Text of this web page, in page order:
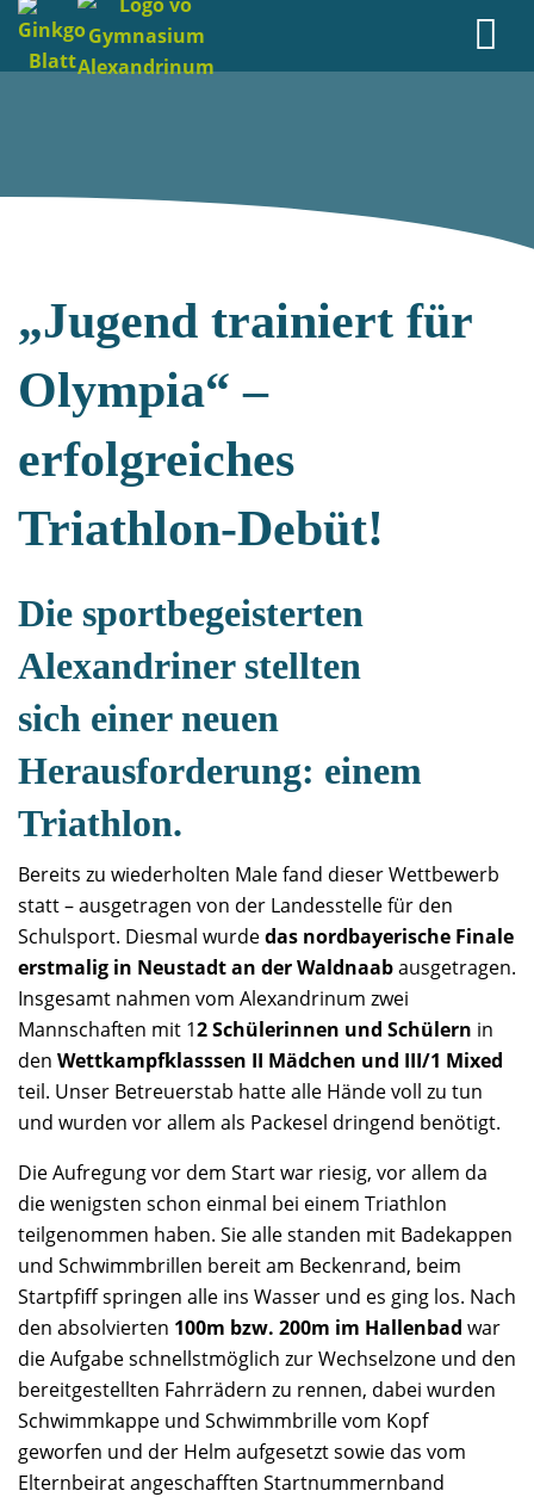
„Jugend trainiert für
Olympia“ –
erfolgreiches
Triathlon-Debüt!
Die sportbegeisterten
Alexandriner stellten
sich einer neuen
Herausforderung: einem
Triathlon.
Bereits zu wiederholten Male fand dieser Wettbewerb
statt – ausgetragen von der Landesstelle für den
Schulsport. Diesmal wurdedas nordbayerische Finale
erstmalig in Neustadt an der Waldnaabausgetragen.
Insgesamt nahmen vom Alexandrinum zwei
Mannschaften mit 12 Schülerinnen und Schülern in
den Wettkampfklasssen II Mädchen und III/1 Mixed
teil. Unser Betreuerstab hatte alle Hände voll zu tun
und wurden vor allem als Packesel dringend benötigt.
Die Aufregung vor dem Start war riesig, vor allem da
die wenigsten schon einmal bei einem Triathlon
teilgenommen haben. Sie alle standen mit Badekappen
und Schwimmbrillen bereit am Beckenrand, beim
Startpfiff springen alle ins Wasser und es ging los. Nach
den absolvierten 100m bzw. 200m im Hallenbad war
die Aufgabe schnellstmöglich zur Wechselzone und den
bereitgestellten Fahrrädern zu rennen, dabei wurden
Schwimmkappe und Schwimmbrille vom Kopf
geworfen und der Helm aufgesetzt sowie das vom
Elternbeirat angeschafften Startnummernband